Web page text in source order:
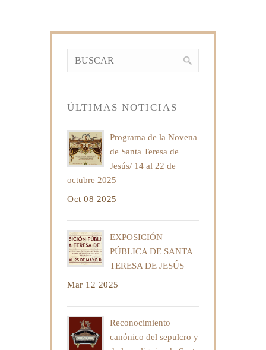
ÚLTIMAS NOTICIAS
Programa de la Novena
de Santa Teresa de
Jesús/ 14 al 22 de
octubre 2025
Oct 08 2025
EXPOSICIÓN
PÚBLICA DE SANTA
TERESA DE JESÚS
Mar 12 2025
Reconocimiento
canónico del sepulcro y